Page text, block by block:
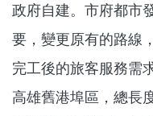
政府自建。市府都市
要，變更原有的路線
完工後的旅客服務需
高雄舊港埠區，總長